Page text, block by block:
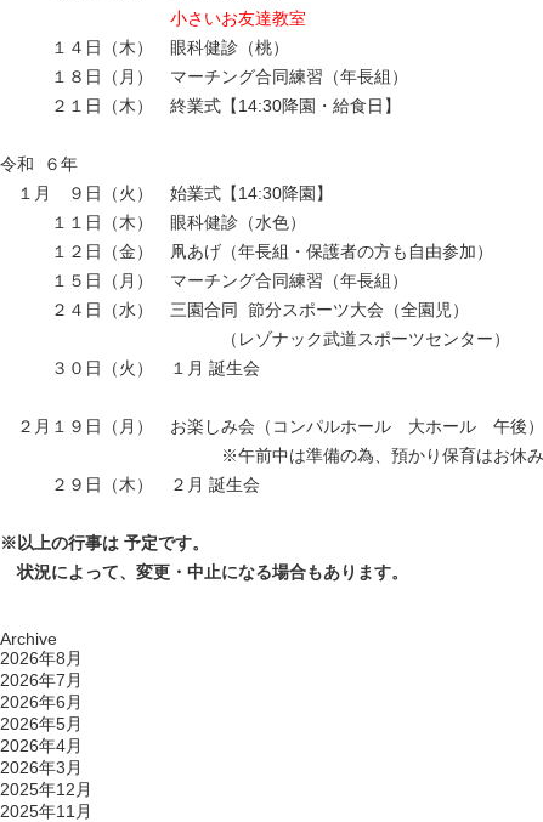
小さいお友達教室
１４日（木） 眼科健診（桃）
１８日（月） マーチング合同練習（年長組）
２１日（木） 終業式【14:30降園・給食日】
令和 ６年
１月
９日（火） 始業式【14:30降園】
１１日（木） 眼科健診（水色）
１２日（金） 凧あげ（年長組・保護者の方も自由参加）
１５日（月） マーチング合同練習（年長組）
２４日（水） 三園合同 節分スポーツ大会（全園児）
（レゾナック武道スポーツセンター）
３０日（火） １月 誕生会
２月１９日（月） お楽しみ会（コンパルホール 大ホール 午後）
※午前中は準備の為、預かり保育はお休み
２９日（木） ２月 誕生会
※以上の行事は 予定です。
あ状況によって、変更・中止になる場合もあります。
Archive
2026年8月
2026年7月
2026年6月
2026年5月
2026年4月
2026年3月
2025年12月
2025年11月